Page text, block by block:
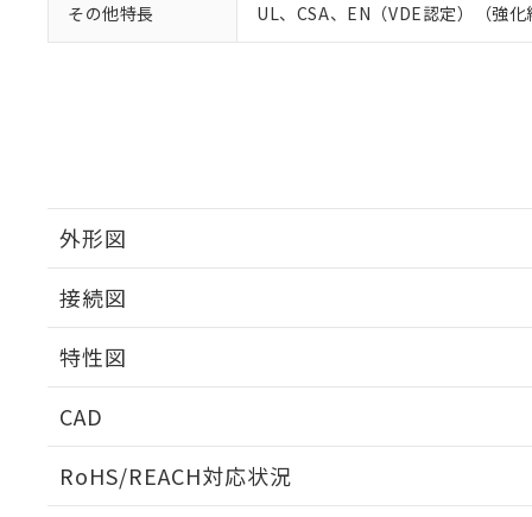
その他特長 UL、CSA、EN（VDE認定）（強
外形図
接続図
特性図
CAD
RoHS/REACH対応状況